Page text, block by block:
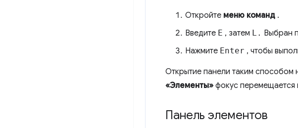
Откройте меню команд .
Введите E , затем L. Выбран
Нажмите Enter , чтобы
Открытие панели таким способом
«Элементы» фокус перемещается
Панель элементов